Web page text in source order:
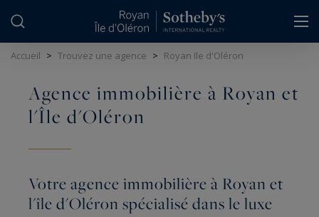
Accueil > Trouvez une agence > Royan Ile d'Oléron
Agence immobilière à Royan et
l'Île d'Oléron
Votre agence immobilière à Royan et
l'île d'Oléron spécialisé dans le luxe